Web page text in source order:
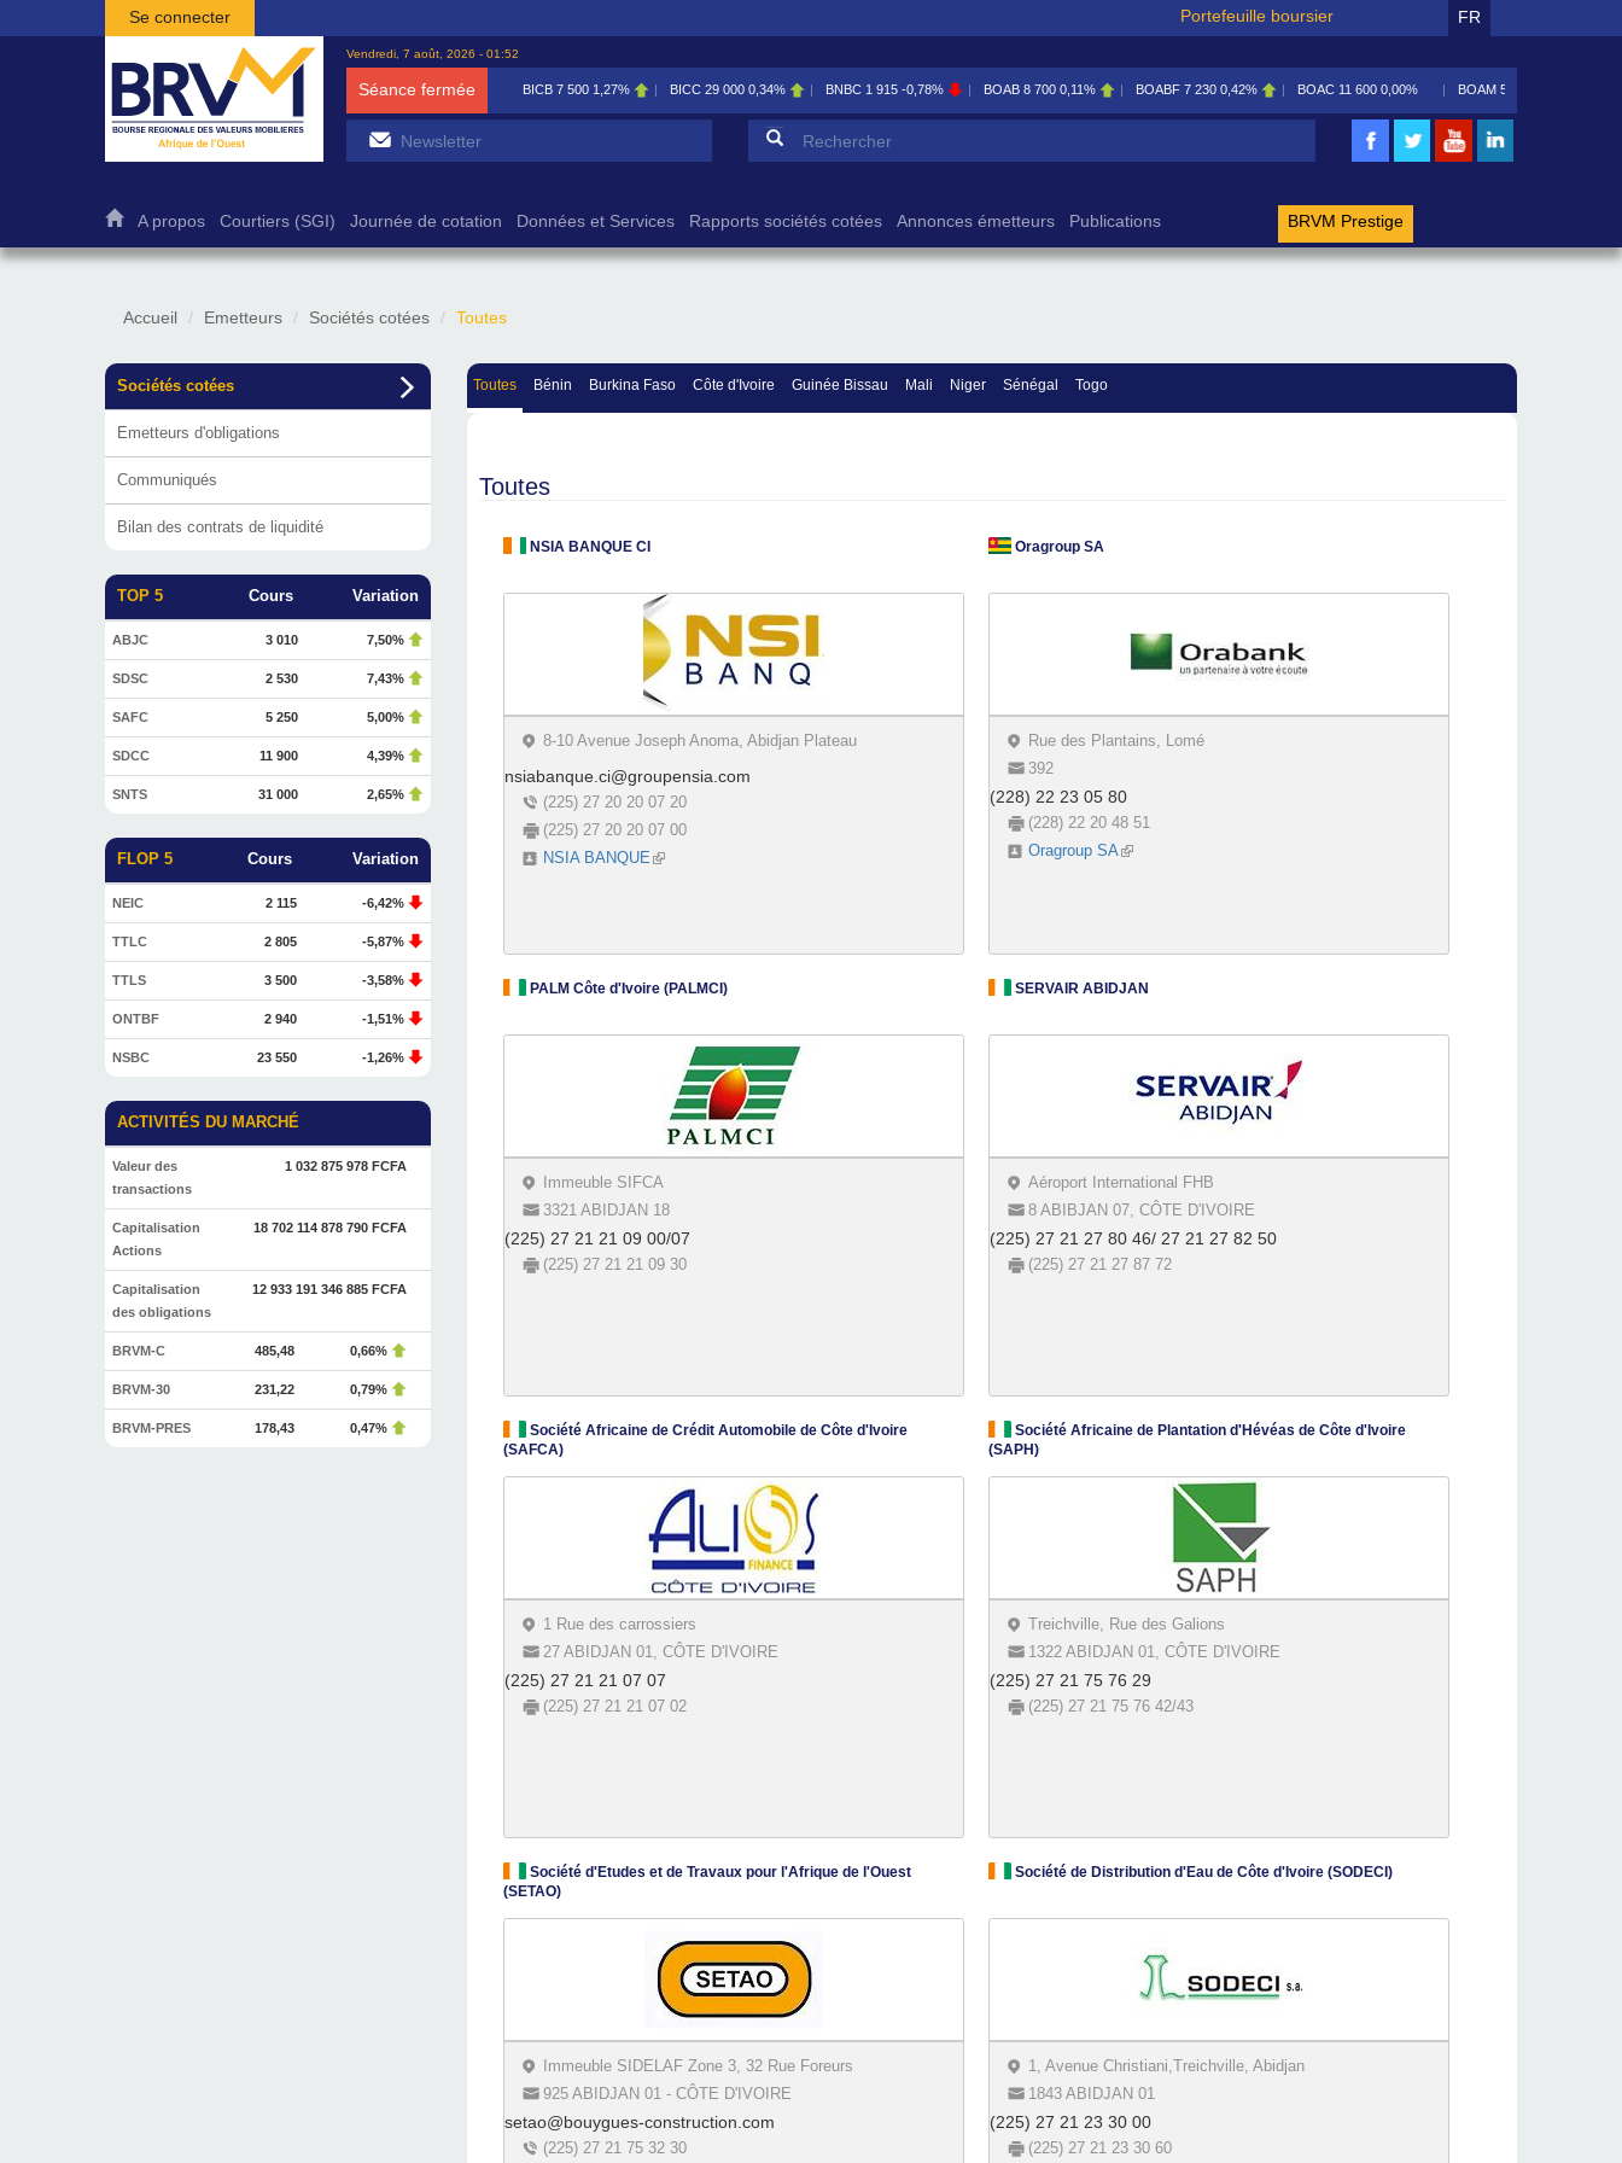
Aller au contenu principal
Se connecter Portefeuille boursier FR
Vendredi, 7 août, 2026 - 01:52
Séance fermée
BICB 1,27% BICC 29 000 0,34% BNBC 1 915 -0,78% BOAB 8 700 0,11% BOABF 7 230 0,42% BOAC 11 600 0,00% BOAM 5 585 0,09%
Formulaire de recherche
A propos Courtiers (SGI) Journée de cotation Données et Services Rapports sociétés cotées Annonces émetteurs Publications BRVM Prestige
Accueil Emetteurs Sociétés cotées Toutes
Sociétés cotées
Emetteurs d'obligations
Communiqués
Bilan des contrats de liquidité
TOP 5 Cours Variation
ABJC 3 010 7,50%
SDSC 2 530 7,43%
SAFC 5 250 5,00%
SDCC 11 900 4,39%
SNTS 31 000 2,65%
FLOP 5 Cours Variation
NEIC 2 115 -6,42%
TTLC 2 805 -5,87%
TTLS 3 500 -3,58%
ONTBF 2 940 -1,51%
NSBC 23 550 -1,26%
ACTIVITÉS DU MARCHÉ
Valeur des
transactions
1 032 875 978 FCFA
Capitalisation
Actions
18 702 114 878 790 FCFA
Capitalisation
des obligations
12 933 191 346 885 FCFA
BRVM-C 485,48 0,66%
BRVM-30 231,22 0,79%
BRVM-PRES 178,43 0,47%
Toutes Bénin Burkina Faso Côte d'Ivoire Guinée Bissau Mali Niger Sénégal Togo
Toutes
NSIA BANQUE CI
8-10 Avenue Joseph Anoma, Abidjan Plateau
nsiabanque.ci@groupensia.com
(225) 27 20 20 07 20
(225) 27 20 20 07 00
NSIA BANQUE (link is external)
Oragroup SA
Rue des Plantains, Lomé
392
(228) 22 23 05 80
(228) 22 20 48 51
Oragroup SA(link is external)
PALM Côte d'Ivoire (PALMCI)
Immeuble SIFCA
3321 ABIDJAN 18
(225) 27 21 21 09 00/07
(225) 27 21 21 09 30
SERVAIR ABIDJAN
Aéroport International FHB
8 ABIBJAN 07, CÔTE D'IVOIRE
(225) 27 21 27 80 46/ 27 21 27 82 50
(225) 27 21 27 87 72
Société Africaine de Crédit Automobile de Côte d'Ivoire
(SAFCA)
1 Rue des carrossiers
27 ABIDJAN 01, CÔTE D'IVOIRE
(225) 27 21 21 07 07
(225) 27 21 21 07 02
Société Africaine de Plantation d'Hévéas de Côte d'Ivoire
(SAPH)
Treichville, Rue des Galions
1322 ABIDJAN 01, CÔTE D'IVOIRE
(225) 27 21 75 76 29
(225) 27 21 75 76 42/43
Société d'Etudes et de Travaux pour l'Afrique de l'Ouest
(SETAO)
Immeuble SIDELAF Zone 3, 32 Rue Foreurs
925 ABIDJAN 01 - CÔTE D'IVOIRE
setao@bouygues-construction.com
(225) 27 21 75 32 30
Société de Distribution d'Eau de Côte d'Ivoire (SODECI)
1, Avenue Christiani,Treichville, Abidjan
1843 ABIDJAN 01
(225) 27 21 23 30 00
(225) 27 21 23 30 60